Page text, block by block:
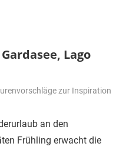
Lago
zur Inspiration
an den
Frühling erwacht die